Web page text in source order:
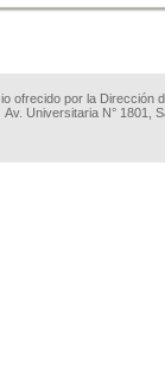
ofrecido por la Dirección
Av. Universitaria N° 1801,